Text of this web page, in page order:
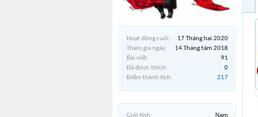
Hoạt động cuối:
17 Tháng hai 2020
Tham gia ngày:
14 Tháng tám 2018
Bài viết:
91
Đã được thích:
0
Điểm thành tích:
217
Giới tính:
Nam